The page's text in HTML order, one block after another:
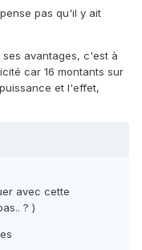
pas qu'il y ait
avantages, c'est à
car 16 montants sur
et l'effet,
avec cette
? )